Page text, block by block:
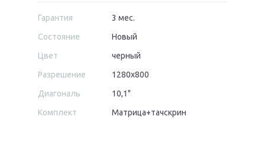
Гарантия
3 мес.
Состояние
Новый
Цвет
черный
Разрешение
1280x800
Диагональ
10,1"
Комплект
Матрица+тачскрин